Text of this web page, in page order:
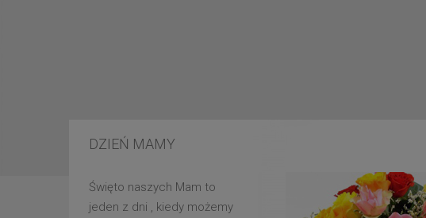
DZIEŃ MAMY
Święto naszych Mam to
jeden z dni , kiedy możemy